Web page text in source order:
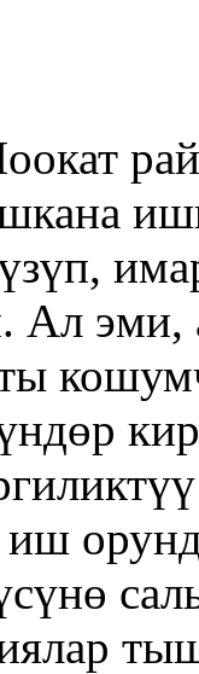
Ал эми,
иш